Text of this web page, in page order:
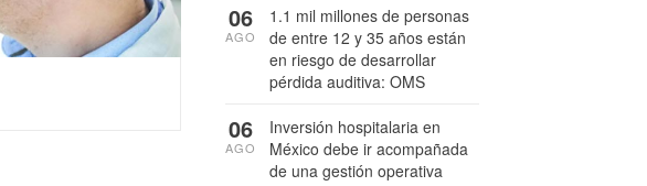
1.1 mil millones de personas
de entre 12 y 35 años están
en riesgo de desarrollar
pérdida auditiva: OMS
06
AGO
Inversión hospitalaria en
México debe ir acompañada
de una gestión operativa
06
AGO